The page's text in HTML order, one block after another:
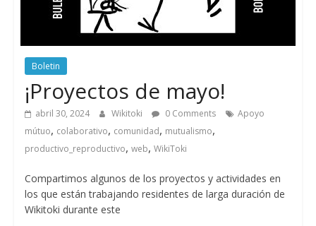
Boletin
¡Proyectos de mayo!
abril 30, 2024 Wikitoki 0 Comments
Apoyo
mútuo, colaborativo, comunidad, mutualismo,
productivo_reproductivo, web, WikiToki
Compartimos algunos de los proyectos y actividades en
los que están trabajando residentes de larga duración de
Wikitoki durante este